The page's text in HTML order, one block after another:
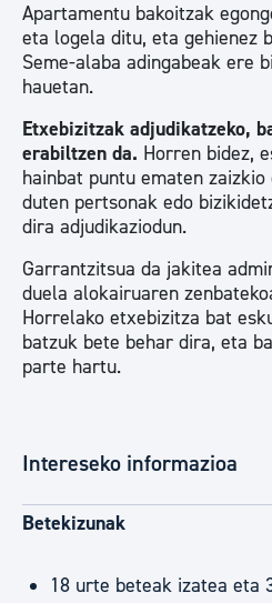
Apartamentu bakoitzak
eta logela ditu, eta gehienez
Seme-alaba adingabeak ere
hauetan.
Etxebizitzak adjudikatzeko,
erabiltzen da. Horren bidez,
hainbat puntu ematen
duten pertsonak edo
dira adjudikaziodun.
Garrantzitsua da jakitea
duela alokairuaren
Horrelako etxebizitza bat
batzuk bete behar dira, eta
parte hartu.
Intereseko informazioa
Betekizunak
18 urte beteak izatea eta